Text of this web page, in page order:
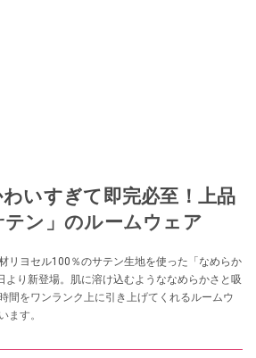
わいすぎて即完必至！上品
ン」のルームウェア
リヨセル100％のサテン生地を使った「なめらか
より新登場。肌に溶け込むようななめらかさと吸
間をワンランク上に引き上げてくれるルームウ
ます。